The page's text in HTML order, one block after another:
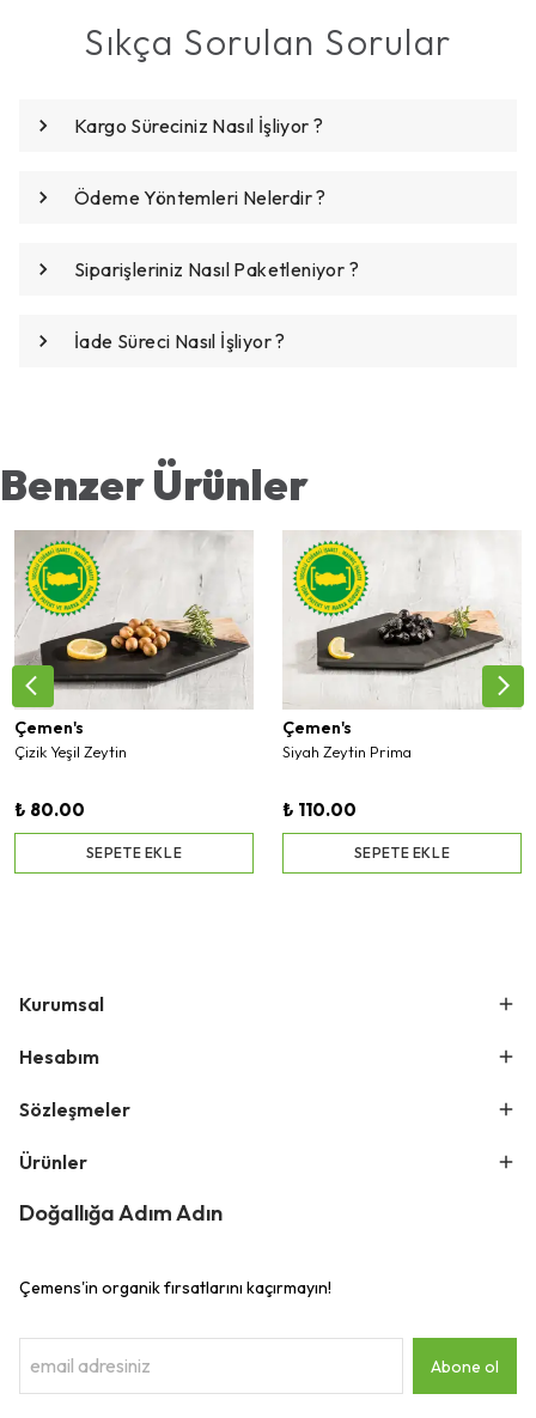
Sıkça Sorulan Sorular
Kargo Süreciniz Nasıl İşliyor ?
Ödeme Yöntemleri Nelerdir ?
Siparişleriniz Nasıl Paketleniyor ?
İade Süreci Nasıl İşliyor ?
Benzer Ürünler
Çemen's
Çizik Yeşil Zeytin
₺ 80.00
SEPETE EKLE
Çemen's
Siyah Zeytin Prima
₺ 110.00
SEPETE EKLE
Kurumsal
Hesabım
Sözleşmeler
Ürünler
Doğallığa Adım Adın
Çemens'in organik fırsatlarını kaçırmayın!
Abone ol